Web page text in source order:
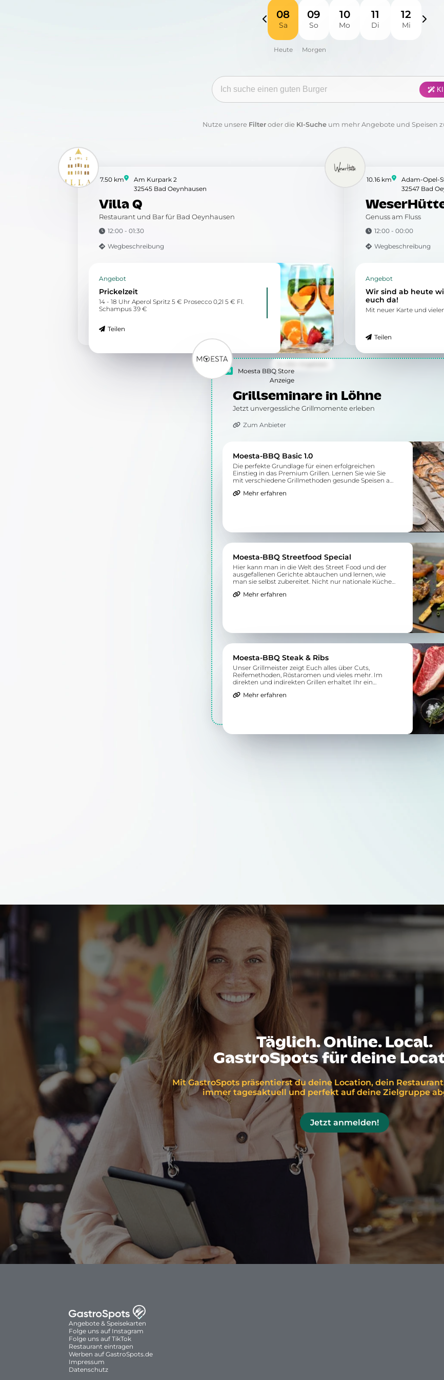
Pizza Salat
Vegan
Kategorie:
08
Sa
09
So
10
Mo
11
Di
12
Mi
Nutze unsere Filteroder die KI-Sucheum mehr Angebote und Speisen
Villa Q
Restaurant und Bar für Bad Oeynhausen
12:00 - 01:30
Wegbeschreibung
7.50 km
Am Kurpark 2
32545 Bad Oeynhausen
Angebot
Prickelzeit
14 - 18 Uhr Aperol Spritz 5 € Prosecco 0,2l 5 € Fl.
Schampus 39 €
Teilen
Genuss am Fluss
12:00 - 00:00
Wegbeschreibung
10.16 km
Adam-Opel-
32547 Bad
Angebot
Wir sind ab heute
euch da!
Mit neuer Karte und
Teilen
Grillseminare in Löhne
Jetzt unvergessliche Grillmomente erleben
Zum Anbieter
Moesta BBQ Store
Anzeige
Moesta-BBQ Basic 1.0
Die perfekte Grundlage für einen erfolgreichen
Einstieg in das Premium Grillen. Lernen Sie wie Sie
mit verschiedene Grillmethoden gesunde Speisen auf
Mehr erfahren
Moesta-BBQ Streetfood Special
Hier kann man in die Welt des Street Food und der
ausgefallenen Gerichte abtauchen und lernen, wie
man sie selbst zubereitet. Nicht nur nationale Küche
Spezialitäten.
Mehr erfahren
Moesta-BBQ Steak & Ribs
Unser Grillmeister zeigt Euch alles über Cuts,
Reifemethoden, Röstaromen und vieles mehr. Im
direkten und indirekten Grillen erhaltet Ihr ein
verschiedener Steaks und Ribs.
Mehr erfahren
Täglich. Online. Local.
GastroSpots für deine
Mit GastroSpots präsentierst du deine Location, dein
immer tagesaktuell und perfekt auf deine Zielgruppe
Jetzt anmelden!
Angebote & Speisekarten
Folge uns auf Instagram
Folge uns auf TikTok
Restaurant eintragen
Werben auf GastroSpots.de
Impressum
Datenschutz